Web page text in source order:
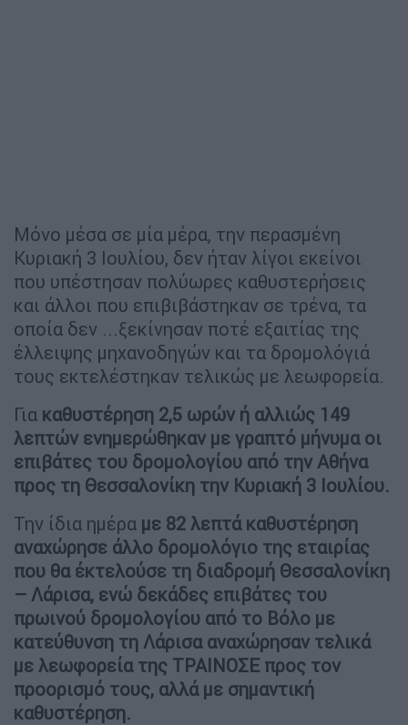
Μόνο μέσα σε μία μέρα, την περασμένη
Κυριακή 3 Ιουλίου, δεν ήταν λίγοι εκείνοι
που υπέστησαν πολύωρες καθυστερήσεις
και άλλοι που επιβιβάστηκαν σε τρένα, τα
οποία δεν ...ξεκίνησαν ποτέ εξαιτίας της
έλλειψης μηχανοδηγών και τα δρομολόγιά
τους εκτελέστηκαν τελικώς με λεωφορεία.
Για καθυστέρηση 2,5 ωρών ή αλλιώς 149
λεπτών ενημερώθηκαν με γραπτό μήνυμα οι
επιβάτες του δρομολογίου από την Αθήνα
προς τη Θεσσαλονίκη την Κυριακή 3 Ιουλίου.
Την ίδια ημέρα με 82 λεπτά καθυστέρηση
αναχώρησε άλλο δρομολόγιο της εταιρίας
που θα έκτελούσε τη διαδρομή Θεσσαλονίκη
– Λάρισα, ενώ δεκάδες επιβάτες του
πρωινού δρομολογίου από το Βόλο με
κατεύθυνση τη Λάρισα αναχώρησαν τελικά
με λεωφορεία της ΤΡΑΙΝΟΣΕ προς τον
προορισμό τους, αλλά με σημαντική
καθυστέρηση.